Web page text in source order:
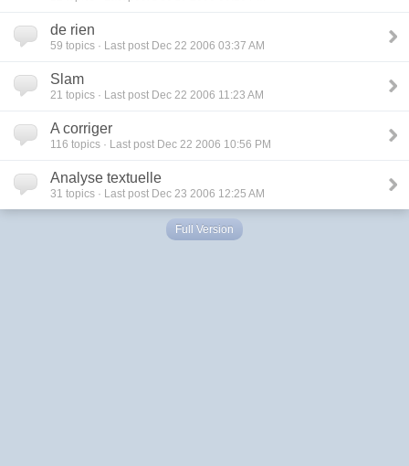
de rien
59 topics · Last post Dec 22 2006 03:37 AM
Slam
21 topics · Last post Dec 22 2006 11:23 AM
A corriger
116 topics · Last post Dec 22 2006 10:56 PM
Analyse textuelle
31 topics · Last post Dec 23 2006 12:25 AM
Full Version